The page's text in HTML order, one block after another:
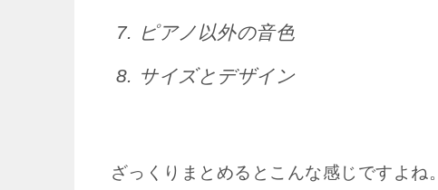
ピアノ以外の音色
サイズとデザイン
ざっくりまとめるとこんな感じですよね。